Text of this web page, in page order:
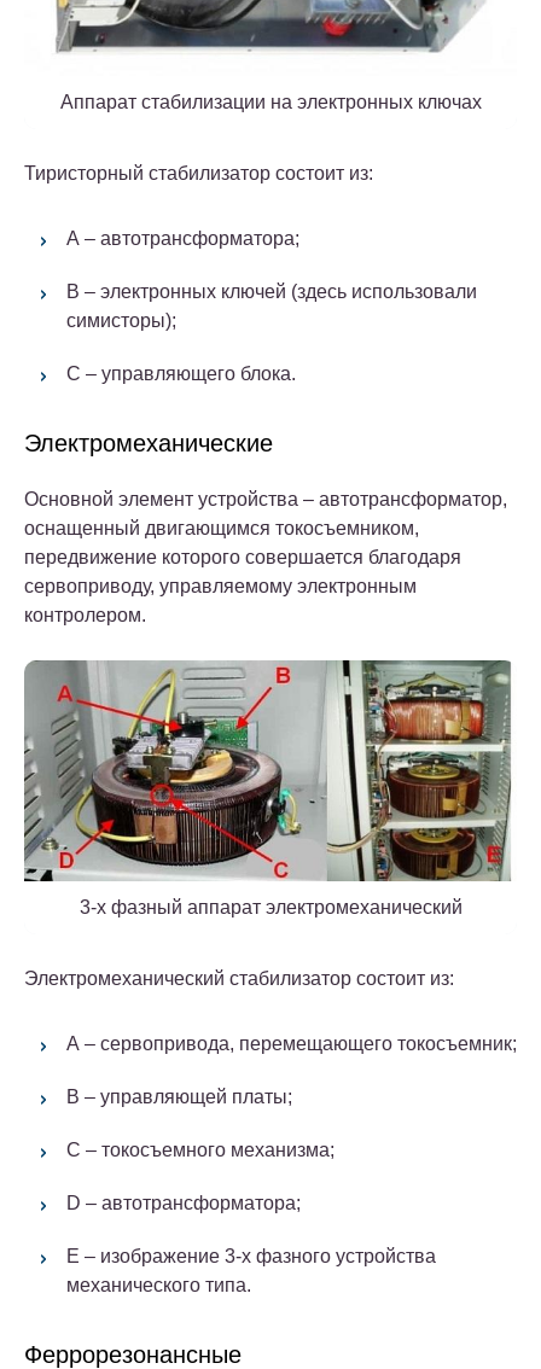
Аппарат стабилизации на электронных ключах
Тиристорный стабилизатор состоит из:
А – автотрансформатора;
В – электронных ключей (здесь использовали
симисторы);
С – управляющего блока.
Электромеханические
Основной элемент устройства – автотрансформатор,
оснащенный двигающимся токосъемником,
передвижение которого совершается благодаря
сервоприводу, управляемому электронным
контролером.
3-х фазный аппарат электромеханический
Электромеханический стабилизатор состоит из:
А – сервопривода, перемещающего токосъемник;
В – управляющей платы;
С – токосъемного механизма;
D – автотрансформатора;
Е – изображение 3-х фазного устройства
механического типа.
Феррорезонансные